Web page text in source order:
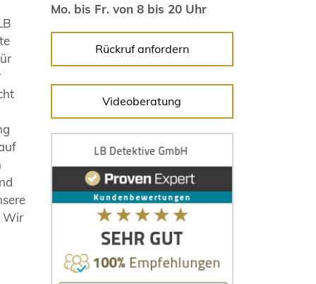
Wir
Mo. bis Fr. von 8 bis 20 Uhr
Rückruf anfordern
Videoberatung